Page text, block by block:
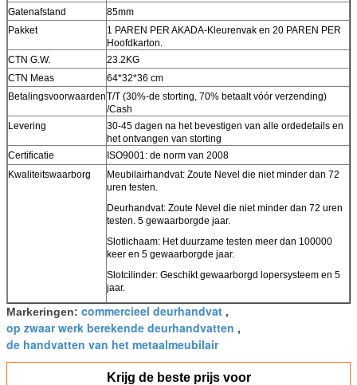
Gatenafstand
85mm
Pakket
1 PAREN PER AKADA-Kleurenvak en 20 PAREN PER
Hoofdkarton.
CTN G.W.
23.2KG
CTN Meas
64*32*36 cm
BetalingsvoorwaardenT/T (30%-de storting, 70% betaalt vóór verzending)
/Cash
Levering
30-45 dagen na het bevestigen van alle ordedetails en
het ontvangen van storting
Certificatie
ISO9001: de norm van 2008
Kwaliteitswaarborg
Meubilairhandvat: Zoute Nevel die niet minder dan 72
uren testen.
Deurhandvat: Zoute Nevel die niet minder dan 72 uren
testen. 5 gewaarborgde jaar.
Slotlichaam: Het duurzame testen meer dan 100000
keer en 5 gewaarborgde jaar.
Slotcilinder: Geschikt gewaarborgd lopersysteem en 5
jaar.
Markeringen: commercieel deurhandvat ,
op zwaar werk berekende deurhandvatten ,
de handvatten van het metaalmeubilair
Krijg de beste prijs voor